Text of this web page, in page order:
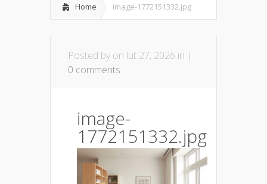
Home image-1772151332.jpg
Posted by on lut 27, 2026 in |
0 comments
image-
1772151332.jpg